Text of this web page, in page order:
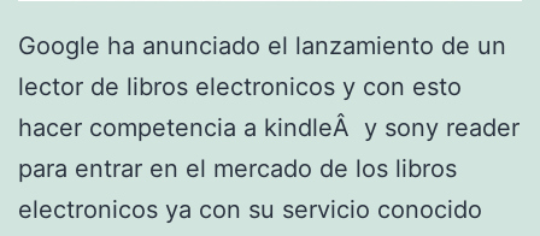
Google ha anunciado el lanzamiento de un
lector de libros electronicos y con esto
hacer competencia a kindleÂ y sony reader
para entrar en el mercado de los libros
electronicos ya con su servicio conocido